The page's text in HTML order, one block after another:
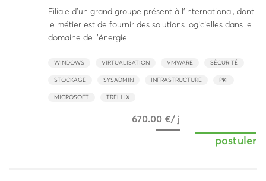
Filiale d'un grand groupe présent à l'international, dont
le métier est de fournir des solutions logicielles dans le
domaine de l'énergie.
WINDOWS VIRTUALISATION VMWARE SÉCURITÉ
STOCKAGE SYSADMIN INFRASTRUCTURE PKI
MICROSOFT TRELLIX
670.00 €/ j
postuler